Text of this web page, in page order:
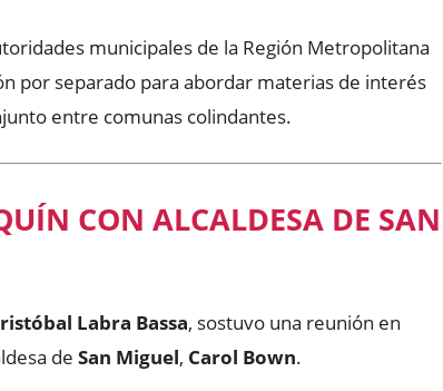
municipales de la Región Metropolitana
por separado para abordar materias de interés
entre comunas colindantes.
CON ALCALDESA DE SAN
Labra Bassa, sostuvo una reunión en
de San Miguel, Carol Bown.